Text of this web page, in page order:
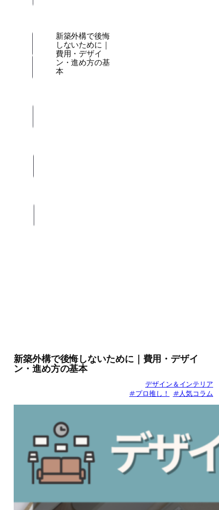
新築外構で後悔
しないために｜
費用・デザイ
ン・進め方の基
本
新築外構で後悔しないために｜費用・デザイ
ン・進め方の基本
デザイン＆インテリア
#プロ推し！
#人気コラム